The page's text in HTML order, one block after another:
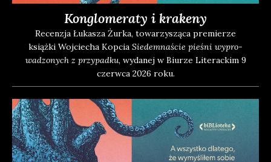
Konglomeraty i krakeny
Recen­zja Łuka­sza Żur­ka, towa­rzy­szą­ca pre­mie­rze
książ­ki Woj­cie­cha Kop­cia Sie­dem­na­ście pie­śni wypro­
wa­dzo­nych z przy­pad­ku, wyda­nej w Biu­rze Lite­rac­kim 9
czerw­ca 2026 roku.